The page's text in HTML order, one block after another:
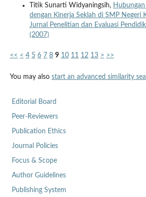
Titik Sunarti Widyaningsih,
dengan Kinerja Seklah di SMP Negeri
Jurnal Penelitian dan Evaluasi
(2007)
<< < 4 5 6 7 8 9 10 11 12 13 > >>
You may also start an advanced similarity
Editorial Board
Peer-Reviewers
Publication Ethics
Journal Policies
Focus & Scope
Author Guidelines
Publishing System